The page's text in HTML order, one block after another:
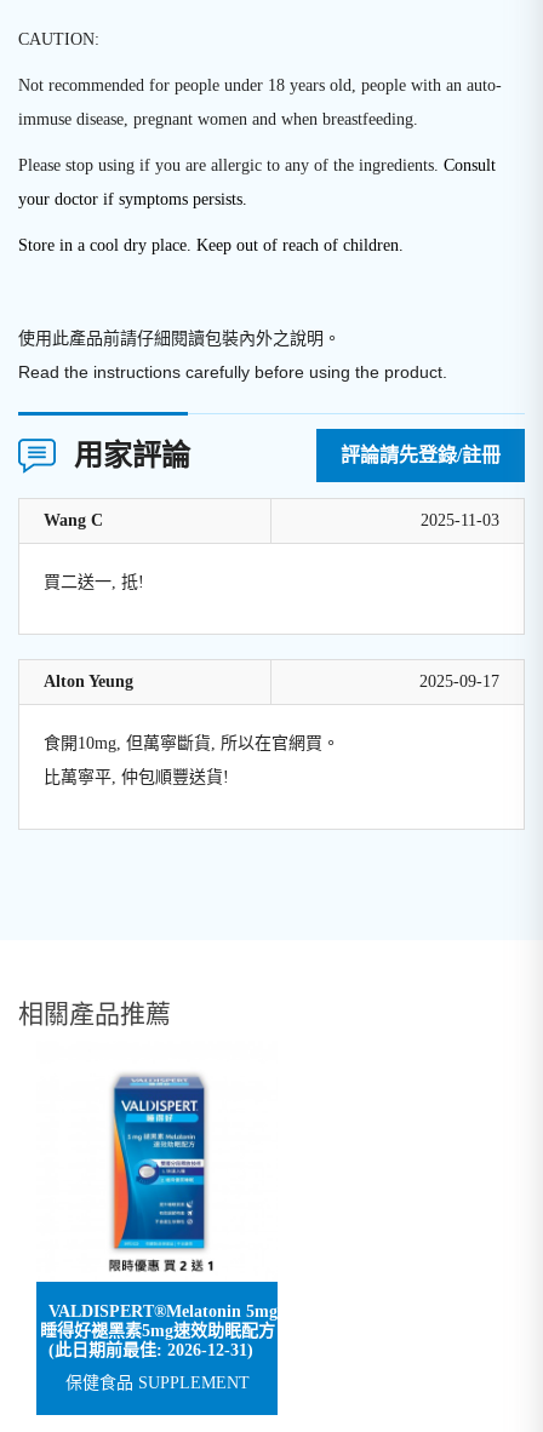
CAUTION:
Not recommended for people under 18 years old, people with an auto-
immuse disease, pregnant women and when breastfeeding.
Please stop using if you are allergic to any of the ingredients. Consult
your doctor if symptoms persists.
Store in a cool dry place. Keep out of reach of children.
使用此產品前請仔細閱讀包裝內外之說明 。
Read the instructions carefully before using the product.
用家評論 評論請先登錄/註冊
Wang C 2025-11-03
買二送一, 抵!
Alton Yeung 2025-09-17
食開10mg, 但萬寧斷貨, 所以在官網買。
比萬寧平, 仲包順豐送貨!
相關產品推薦
VALDISPERT®Melatonin 5mg
睡得好褪黑素5mg速效助眠配方
(此日期前最佳: 2026-12-31)
保健食品 SUPPLEMENT